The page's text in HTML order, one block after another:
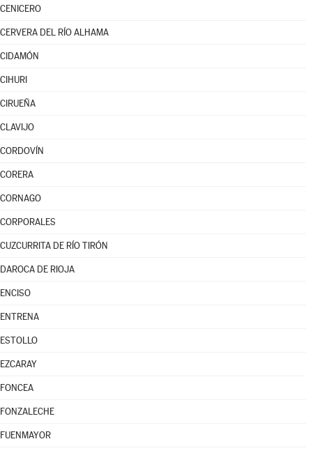
CENICERO
CERVERA DEL RÍO ALHAMA
CIDAMÓN
CIHURI
CIRUEÑA
CLAVIJO
CORDOVÍN
CORERA
CORNAGO
CORPORALES
CUZCURRITA DE RÍO TIRÓN
DAROCA DE RIOJA
ENCISO
ENTRENA
ESTOLLO
EZCARAY
FONCEA
FONZALECHE
FUENMAYOR